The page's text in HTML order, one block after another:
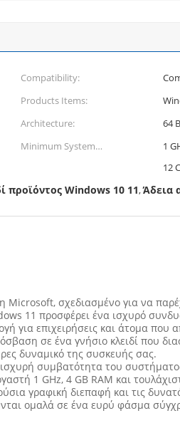
Compatibility:
Products Items:
Architecture:
64
Minimum System
1
12
προϊόντος Windows 10 11,Άδεια
σχεδιασμένο για να
11 προσφέρει ένα ισχυρό
για επιχειρήσεις και άτομα που
σε ένα γνήσιο κλειδί που
δυναμικό της συσκευής σας.
συμβατότητα του
1 GHz, 4 GB RAM και
γραφική διεπαφή και τις
ομαλά σε ένα ευρύ φάσμα